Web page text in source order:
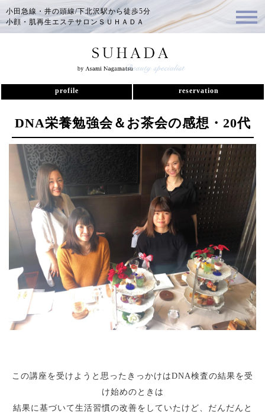
小田急線・井の頭線/下北沢駅から徒歩5分
小顔・肌再生エステサロンＳＵＨＡＤＡ
profile reservation
DNA栄養勉強会＆お茶会の感想・20代
この講座を受けようと思ったきっかけはDNA検査の結果を受
け始めのときは
結果に基づいて生活習慣の改善をしていたけど、だんだんと